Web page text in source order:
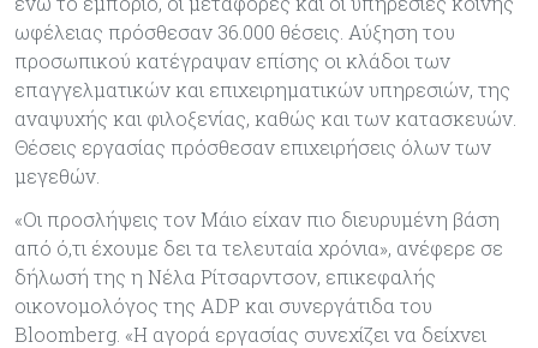
ωφέλειας πρόσθεσαν 36.000 θέσεις. Αύξηση του
προσωπικού κατέγραψαν επίσης οι κλάδοι των
επαγγελματικών και επιχειρηματικών υπηρεσιών, της
αναψυχής και φιλοξενίας, καθώς και των κατασκευών.
Θέσεις εργασίας πρόσθεσαν επιχειρήσεις όλων των
μεγεθών.
«Οι προσλήψεις τον Μάιο είχαν πιο διευρυμένη βάση
από ό,τι έχουμε δει τα τελευταία χρόνια», ανέφερε σε
δήλωσή της η Νέλα Ρίτσαρντσον, επικεφαλής
οικονομολόγος της ADP και συνεργάτιδα του
Bloomberg. «Η αγορά εργασίας συνεχίζει να δείχνει